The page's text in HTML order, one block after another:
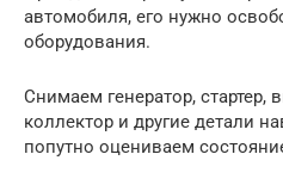
автомобиля, его нужно
оборудования.
Снимаем генератор, стартер,
коллектор и другие детали
попутно оцениваем